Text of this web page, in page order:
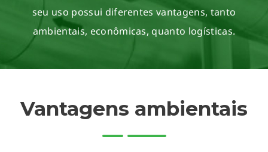
seu uso possui diferentes vantagens, tanto
ambientais, econômicas, quanto logísticas.
Vantagens ambientais